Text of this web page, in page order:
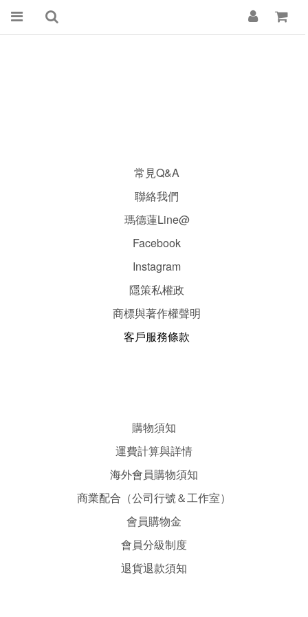
常見Q&A
聯絡我們
瑪德蓮Line@
Facebook
Instagram
隱策私權政
商標與著作權聲明
客戶服務條款
購物須知
運費計算與詳情
海外會員購物須知
商業配合（公司行號＆工作室）
會員購物金
會員分級制度
退貨退款須知